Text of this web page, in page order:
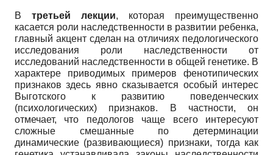
В третьей лекции, которая преимущественно
касается роли наследственности в развитии ребенка,
главный акцент сделан на отличиях педологического
исследования роли наследственности от
исследований наследственности в общей генетике. В
характере приводимых примеров фенотипических
признаков здесь явно сказывается особый интерес
Выготского к развитию поведенческих
(психологических) признаков. В частности, он
отмечает, что педологов чаще всего интересуют
сложные смешанные по детерминации
динамические (развивающиеся) признаки, тогда как